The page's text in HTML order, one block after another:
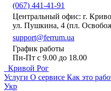
(067) 441-41-91
Центральный офис: г.
ул. Пушкина, 4 (пл.
support@ferrum.ua
График работы
Пн-Пт с 9.00 до 18.00
Кривой Рог
Услуги О сервисе Как это
Укр